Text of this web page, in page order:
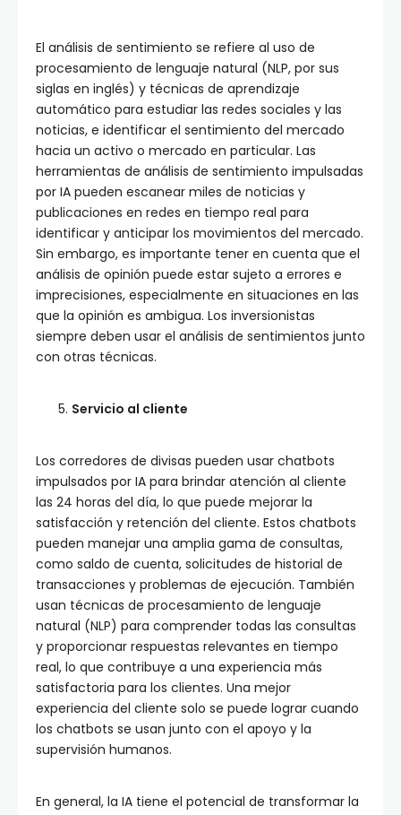
El análisis de sentimiento se refiere al uso de
procesamiento de lenguaje natural (NLP, por sus
siglas en inglés) y técnicas de aprendizaje
automático para estudiar las redes sociales y las
noticias, e identificar el sentimiento del mercado
hacia un activo o mercado en particular. Las
herramientas de análisis de sentimiento impulsadas
por IA pueden escanear miles de noticias y
publicaciones en redes en tiempo real para
identificar y anticipar los movimientos del mercado.
Sin embargo, es importante tener en cuenta que el
análisis de opinión puede estar sujeto a errores e
imprecisiones, especialmente en situaciones en las
que la opinión es ambigua. Los inversionistas
siempre deben usar el análisis de sentimientos junto
con otras técnicas.
Servicio al cliente
Los corredores de divisas pueden usar chatbots
impulsados por IA para brindar atención al cliente
las 24 horas del día, lo que puede mejorar la
satisfacción y retención del cliente. Estos chatbots
pueden manejar una amplia gama de consultas,
como saldo de cuenta, solicitudes de historial de
transacciones y problemas de ejecución. También
usan técnicas de procesamiento de lenguaje
natural (NLP) para comprender todas las consultas
y proporcionar respuestas relevantes en tiempo
real, lo que contribuye a una experiencia más
satisfactoria para los clientes. Una mejor
experiencia del cliente solo se puede lograr cuando
los chatbots se usan junto con el apoyo y la
supervisión humanos.
En general, la IA tiene el potencial de transformar la